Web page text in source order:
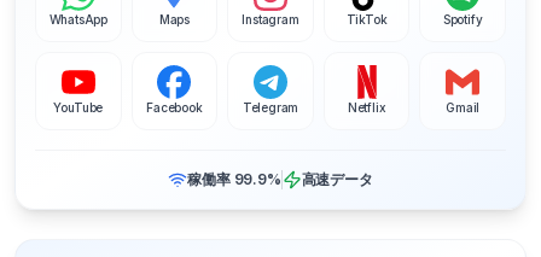
WhatsApp Maps Instagram TikTok Spotify
YouTube Facebook Telegram Netflix Gmail
稼働率 99.9% 高速データ